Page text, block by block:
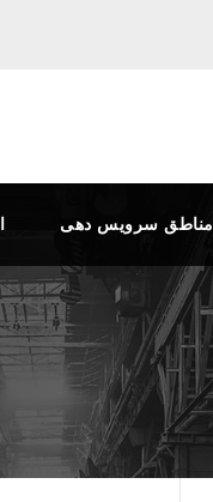
مناطق سرویس دهی